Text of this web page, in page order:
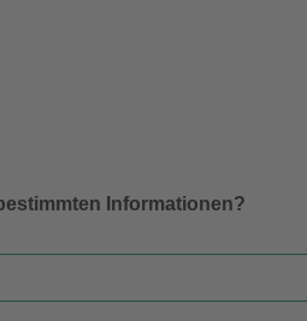
Informationen?